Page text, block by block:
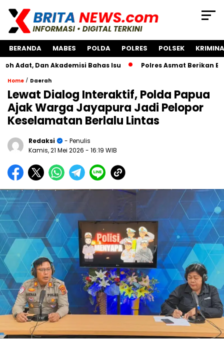
BERANDA MABES POLDA POLRES POLSEK
Akademisi Bahas Isu Polres Asmat Berikan Bantuan
Home / Daerah
Lewat Dialog Interaktif, Polda Papua
Ajak Warga Jayapura Jadi Pelopor
Keselamatan Berlalu Lintas
Redaksi
- Penulis
Kamis, 21 Mei 2026 - 16:19 WIB